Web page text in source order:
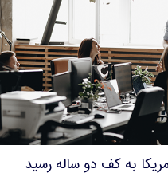
به کف دو ساله رسید